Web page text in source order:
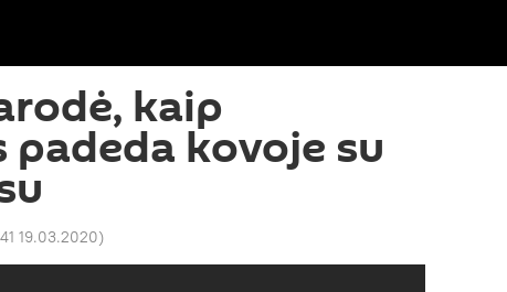
kaip
kovoje su
19.03.2020)